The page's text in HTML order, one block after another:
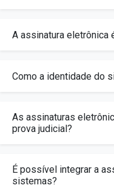
A assinatura eletrônica
Como a identidade do
As assinaturas
prova judicial?
É possível integrar a
sistemas?